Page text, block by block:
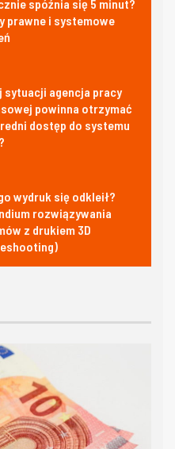
spóźnia się 5 minut?
prawne i systemowe
sytuacji agencja pracy
powinna otrzymać
dostęp do systemu
wydruk się odkleił?
rozwiązywania
z drukiem 3D